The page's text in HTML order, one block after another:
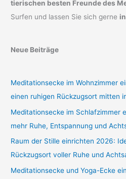
tierischen besten Freunde des
Surfen und lassen Sie sich gerne
Neue Beiträge
Meditationsecke im Wohnzimmer
einen ruhigen Rückzugsort mitten
Meditationsecke im Schlafzimmer
mehr Ruhe, Entspannung und
Raum der Stille einrichten 2026:
Rückzugsort voller Ruhe und
Meditationsecke und Yoga-Ecke